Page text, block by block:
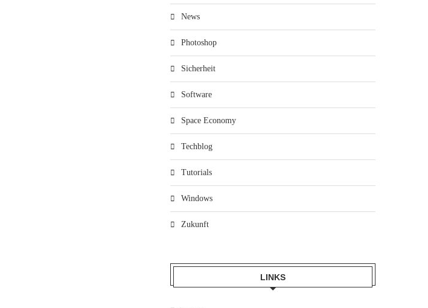
News
Photoshop
Sicherheit
Software
Space Economy
Techblog
Tutorials
Windows
Zukunft
LINKS